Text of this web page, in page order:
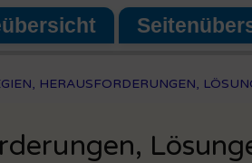
HERAUSFORDERUNGEN,